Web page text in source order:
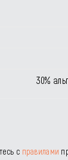
30%
с правилами